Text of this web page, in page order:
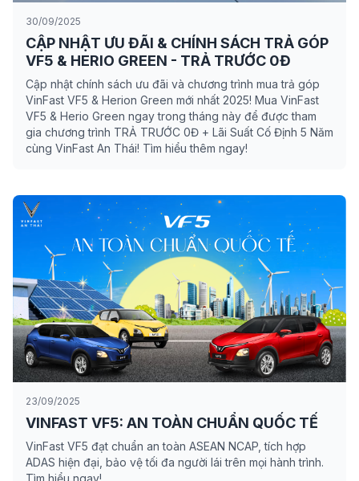
30/09/2025
CẬP NHẬT ƯU ĐÃI & CHÍNH SÁCH TRẢ GÓP
VF5 & HERIO GREEN - TRẢ TRƯỚC 0Đ
Cập nhật chính sách ưu đãi và chương trình mua trả góp
VinFast VF5 & Herion Green mới nhất 2025! Mua VinFast
VF5 & Herio Green ngay trong tháng này để được tham
gia chương trình TRẢ TRƯỚC 0Đ + Lãi Suất Cố Định 5 Năm
cùng VinFast An Thái! Tìm hiểu thêm ngay!
23/09/2025
VINFAST VF5: AN TOÀN CHUẨN QUỐC TẾ
VinFast VF5 đạt chuẩn an toàn ASEAN NCAP, tích hợp
ADAS hiện đại, bảo vệ tối đa người lái trên mọi hành trình.